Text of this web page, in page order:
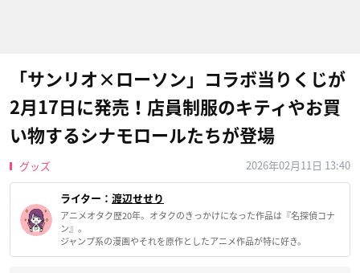
「サンリオ×ローソン」コラボ当りくじが
2月17日に発売！店員制服のキティやお買
い物するシナモロールたちが登場
グッズ 2026年02月11日 13:40
ライター： 渡辺せせり
アニメオタク歴20年。オタクのきっかけになった作品は『名探偵コナ
ン』。
ジャンプ系の漫画やそれを原作としたアニメ作品が特に好き。